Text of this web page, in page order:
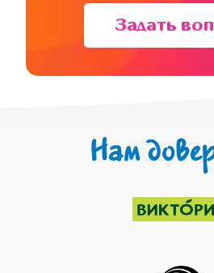
Задать
Нам